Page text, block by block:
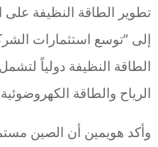
تطوير الطاقة النظيفة
إلى “توسع استثمارات
الطاقة النظيفة دولياً
الرياح والطاقة
وأكد هويمين أن الصين